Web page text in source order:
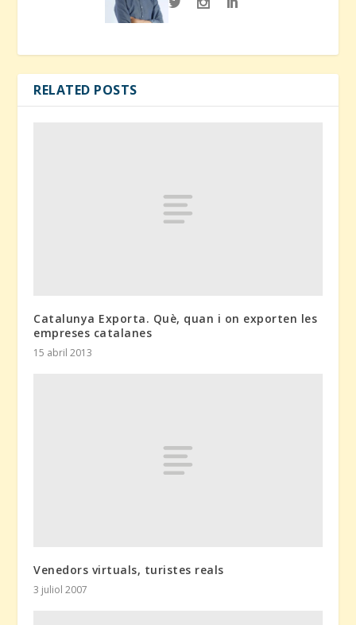
RELATED POSTS
Catalunya Exporta. Què, quan i on exporten les
empreses catalanes
15 abril 2013
Venedors virtuals, turistes reals
3 juliol 2007